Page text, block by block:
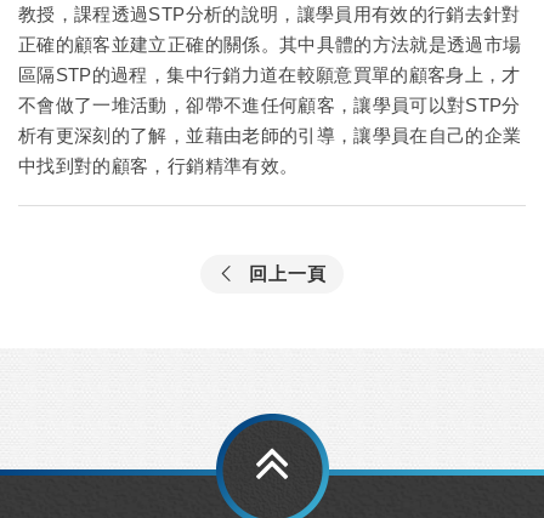
教授，課程透過STP分析的說明，讓學員用有效的行銷去針對
正確的顧客並建立正確的關係。其中具體的方法就是透過市場
區隔STP的過程，集中行銷力道在較願意買單的顧客身上，才
不會做了一堆活動，卻帶不進任何顧客，讓學員可以對STP分
析有更深刻的了解，並藉由老師的引導，讓學員在自己的企業
中找到對的顧客，行銷精準有效。
回上一頁